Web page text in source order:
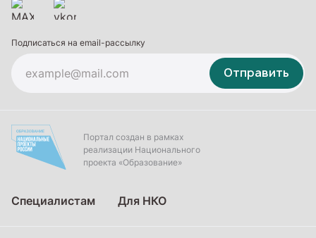
Подписаться на email-рассылку
Отправить
Портал создан в рамках
реализации Национального
проекта «Образование»
Специалистам Для НКО